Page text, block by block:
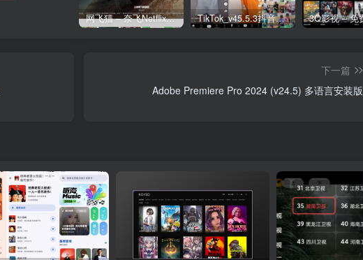
网飞猫 – 奈飞Netflix免费看 TikTok_v45.5.3抖音国际版_免拔卡解锁全球版
下一篇
Adobe Premiere Pro 2024 (v24.5) 多语言安装版